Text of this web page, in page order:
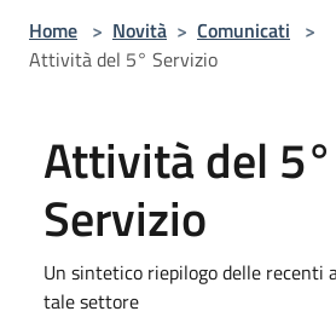
Home > Novità > Comunicati >
Attività del 5° Servizio
Attività del 5°
Servizio
Un sintetico riepilogo delle recenti
tale settore